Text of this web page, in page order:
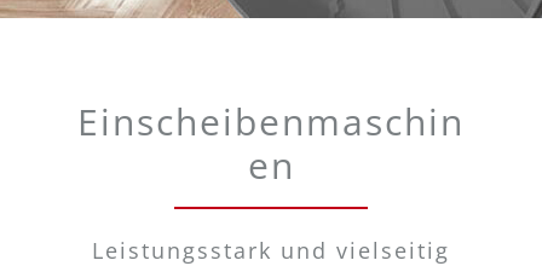
Einscheibenmaschin
en
Leistungsstark und vielseitig